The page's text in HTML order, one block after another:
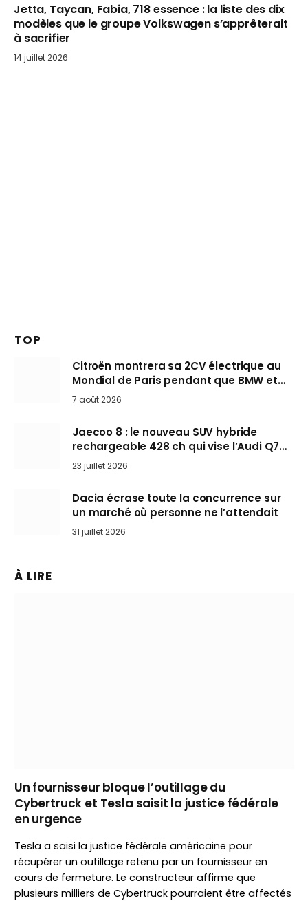
Jetta, Taycan, Fabia, 718 essence : la liste des dix
modèles que le groupe Volkswagen s’apprêterait
à sacrifier
14 juillet 2026
TOP
Citroën montrera sa 2CV électrique au
Mondial de Paris pendant que BMW et
Mini désertent le salon
7 août 2026
Jaecoo 8 : le nouveau SUV hybride
rechargeable 428 ch qui vise l’Audi Q7
arrive en Europe cet automne
23 juillet 2026
Dacia écrase toute la concurrence sur
un marché où personne ne l’attendait
31 juillet 2026
À LIRE
Un fournisseur bloque l’outillage du
Cybertruck et Tesla saisit la justice fédérale
en urgence
Tesla a saisi la justice fédérale américaine pour
récupérer un outillage retenu par un fournisseur en
cours de fermeture. Le constructeur affirme que
plusieurs milliers de Cybertruck pourraient être affectés